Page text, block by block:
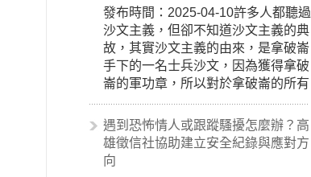
發布時間：2025-04-10許多人都聽過
沙文主義，但卻不知道沙文主義的典
故，其實沙文主義的由來，是拿破崙
手下的一名士兵沙文，因為獲得拿破
崙的軍功章，所以對於拿破崙的所有
事蹟和政策產生狂熱崇拜，形成偏執
的狀況，所以沙文主義後來就被拿來
暗指偏見和歧視，而且有沙文主義傾
向的人，通常對於自己的國家和民族
遇到恐怖情人或跟蹤騷擾怎麼辦？高
雄徵信社協助建立安全紀錄與應對方
向